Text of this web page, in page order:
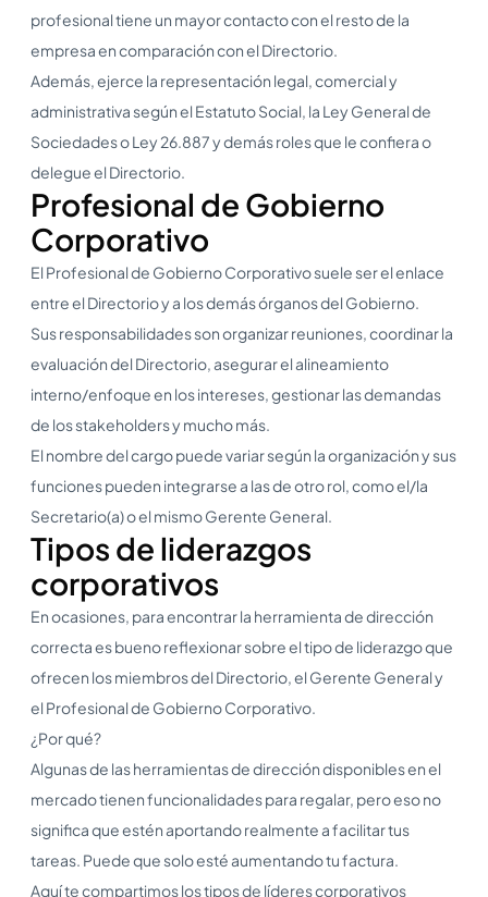
profesional tiene un mayor contacto con el resto de la
empresa en comparación con el Directorio.
Además, ejerce la representación legal, comercial y
administrativa según el Estatuto Social, la Ley General de
Sociedades o Ley 26.887 y demás roles que le confiera o
delegue el Directorio.
Profesional de Gobierno
Corporativo
El Profesional de Gobierno Corporativo suele ser el enlace
entre el Directorio y a los demás órganos del Gobierno.
Sus responsabilidades son organizar reuniones, coordinar la
evaluación del Directorio, asegurar el alineamiento
interno/enfoque en los intereses, gestionar las demandas
de los stakeholders y mucho más.
El nombre del cargo puede variar según la organización y sus
funciones pueden integrarse a las de otro rol, como el/la
Secretario(a) o el mismo Gerente General.
Tipos de liderazgos
corporativos
En ocasiones, para encontrar la herramienta de dirección
correcta es bueno reflexionar sobre el tipo de liderazgo que
ofrecen los miembros del Directorio, el Gerente General y
el Profesional de Gobierno Corporativo.
¿Por qué?
Algunas de las herramientas de dirección disponibles en el
mercado tienen funcionalidades para regalar, pero eso no
significa que estén aportando realmente a facilitar tus
tareas. Puede que solo esté aumentando tu factura.
Aquí te compartimos los tipos de líderes corporativos